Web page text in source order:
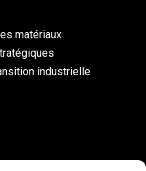
matériaux
industrielle